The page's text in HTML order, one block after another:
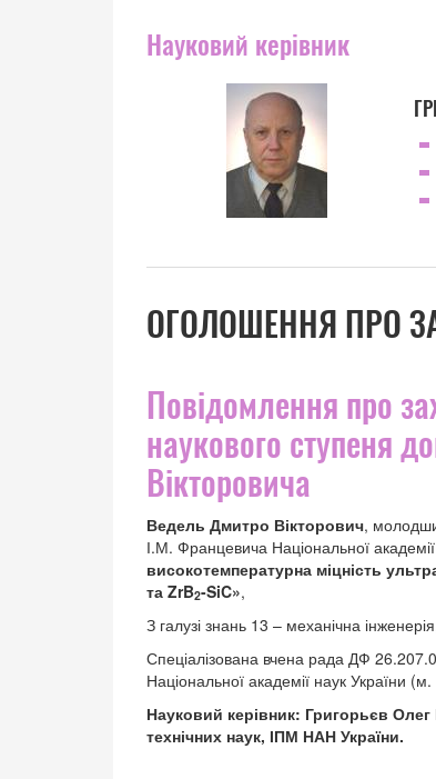
Науковий керівник
ОГОЛОШЕННЯ ПРО
Повідомлення про
наукового ступеня
Вікторовича
Ведель Дмитро Вікторович,
І.М. Францевича Національної
високотемпературна міцність
та ZrB2-SiC»,
З галузі знань 13 – механічна
Спеціалізована вчена рада ДФ
Національної академії наук України
Науковий керівник: Григорьєв
технічних наук, ІПМ НАН України.